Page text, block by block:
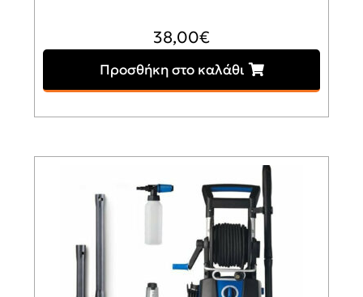
38,00€
Προσθήκη στο καλάθι